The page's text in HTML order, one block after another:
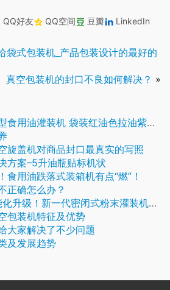
QQ好友 QQ空间 豆瓣
LinkedIn
袋式包装机_产品包装设计的最好的
真空包装机的封口不良如何解决？ »
油灌装机 袋装红油色拉油紫苏油都可装
旋盖机对商品封口最真实的写照
方案–5升油瓶贴标机状
食用油跌落式装箱机有点“燃”！
正确怎么办？
密闭式粉末灌装机落地，解决扬尘、计量不准行业痛点
包装机特征及优势
大家解决了不少问题
及发展趋势